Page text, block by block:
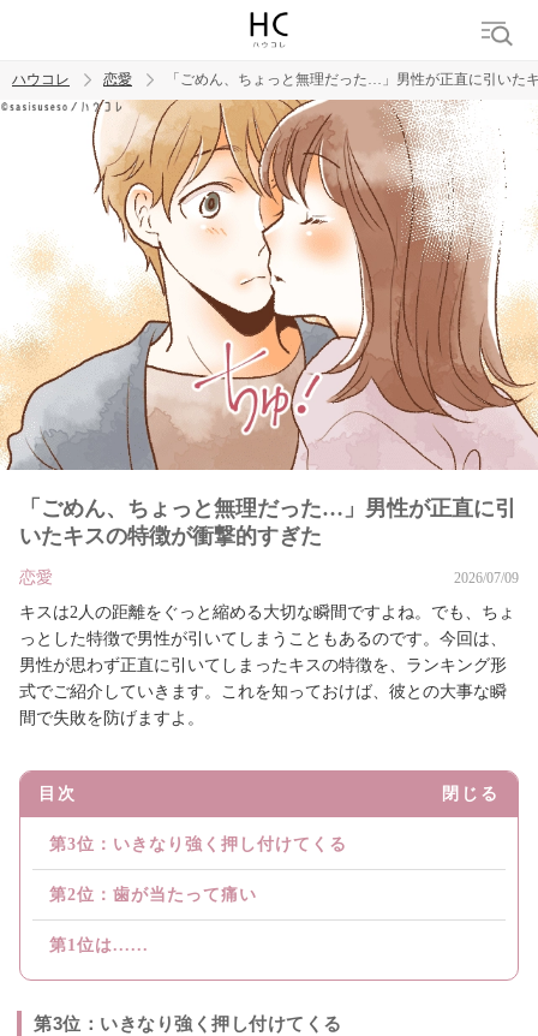
トレンド ワード
恋愛
ハウコレ 恋愛 「ごめん、ちょっと無理だった…」男性が正直に引いた
「ごめん、ちょっと無理だった…」男性が正直に引
いたキスの特徴が衝撃的すぎた
恋愛 2026/07/09
キスは2人の距離をぐっと縮める大切な瞬間ですよね。でも、ちょ
っとした特徴で男性が引いてしまうこともあるのです。今回は、
男性が思わず正直に引いてしまったキスの特徴を、ランキング形
式でご紹介していきます。これを知っておけば、彼との大事な瞬
間で失敗を防げますよ。
目次 閉じる
第3位：いきなり強く押し付けてくる
第2位：歯が当たって痛い
第1位は......
第3位：いきなり強く押し付けてくる